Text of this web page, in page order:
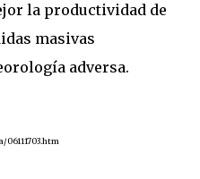
la productividad de
masivas
adversa.